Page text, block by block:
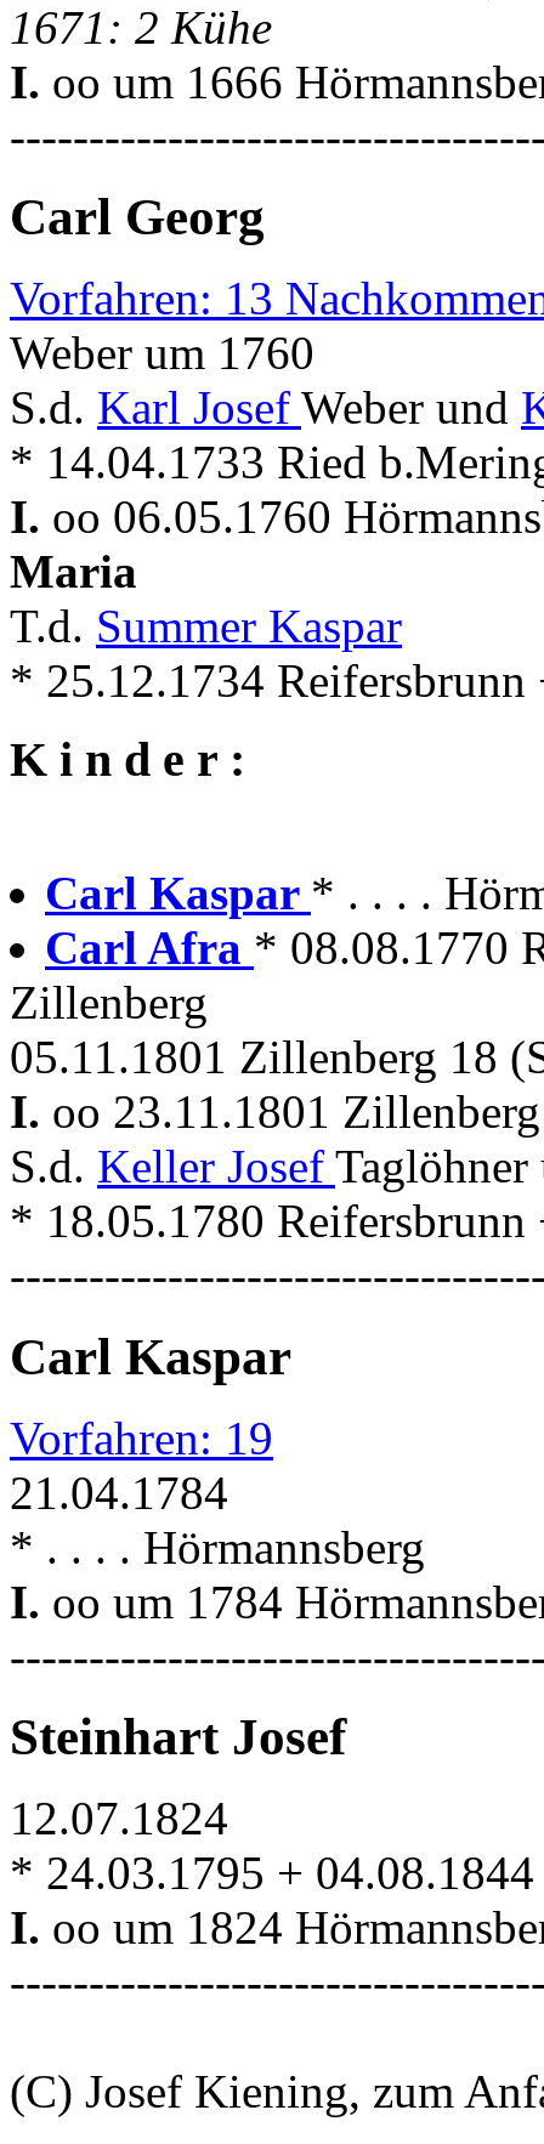
1671: 2 Kühe
I. oo um 1666
Carl Georg
Vorfahren: 13
Weber um 1760
S.d. Karl Josef Weber und
* 14.04.1733 Ried
I. oo 06.05.1760
Maria
T.d. Summer Kaspar
* 25.12.1734 Reifersbrunn
K i n d e r :
Carl Kaspar * . . . .
Carl Afra * 08.08.1770
Zillenberg
05.11.1801 Zillenberg 18
I. oo 23.11.1801
S.d. Keller Josef
* 18.05.1780
Carl Kaspar
Vorfahren: 19
21.04.1784
* . . . . Hörmannsberg
I. oo um 1784
Steinhart Josef
12.07.1824
* 24.03.1795 +
I. oo um 1824
(C) Josef Kiening, zum